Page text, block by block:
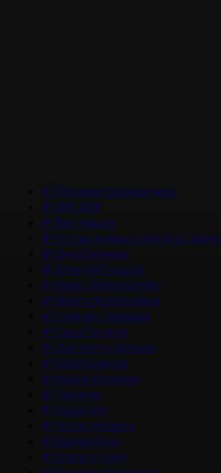
# Документальное кино
# НМГ ДОК
# Фестивали
# Что мы знаем о планете Земля
# Цикл Великие
#Алексей Гуськов
# Марк Эйдельштейн
# Никита Кологривый
# Главные Сериалы
# Саша Петров
# Смотреть фильмы
# Юра Борисов
# Мария Аронова
# Трейлер
# Рецензия
# После Фишера
# Война и Мир
# Новости кино